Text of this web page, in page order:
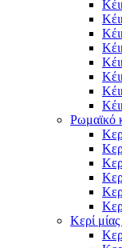
Ρωμαϊκό
Κερί